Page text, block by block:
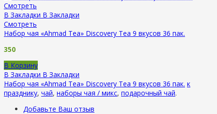
Смотреть
В Закладки В Закладки
Смотреть
Набор чая «Ahmad Tea» Discovery Tea 9 вкусов 36 пак.
350
В Корзину
В Закладки В Закладки
Набор чая «Ahmad Tea» Discovery Tea 9 вкусов 36 пак. к
празднику, чай, наборы чая / микс, подарочный чай.
Добавьте Ваш отзыв